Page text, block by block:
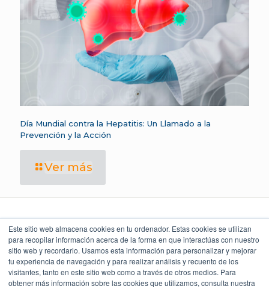
Este sitio web almacena cookies en tu ordenador. Estas cookies se utilizan
para recopilar información acerca de la forma en que interactúas con nuestro
sitio web y recordarlo. Usamos esta información para personalizar y mejorar
tu experiencia de navegación y para realizar análisis y recuento de los
visitantes, tanto en este sitio web como a través de otros medios. Para
obtener más información sobre las cookies que utilizamos, consulta nuestra
Día Mundial contra la Hepatitis: Un Llamado a la
Prevención y la Acción
Ver más
LEGAL Y POLÍTICAS
Aviso Legal
Aviso de Privacidad
Política Ambiental
NUESTROS CLIENTES
Torre Índigo
Av. Paseo de la Reforma 373
55 5747 9100